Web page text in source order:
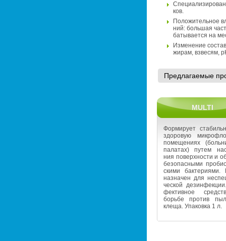
ков.
По­ло­жи­тель­ное
ний: боль­шая
ба­ты­ва­ет­ся на
Из­ме­не­ние
жирам, взве­сям,
Пред­ла­га­е­мые
MULTI
Фор­ми­ру­ет
здо­ро­вую
по­ме­ще­ни­ях
па­ла­тах) путем
ния по­верх­но­сти и
без­опас­ны­ми
ски­ми
на­зна­чен для
че­ской
фек­тив­ное
борь­бе про­тив
клеща. Упа­ков­ка 1 л.